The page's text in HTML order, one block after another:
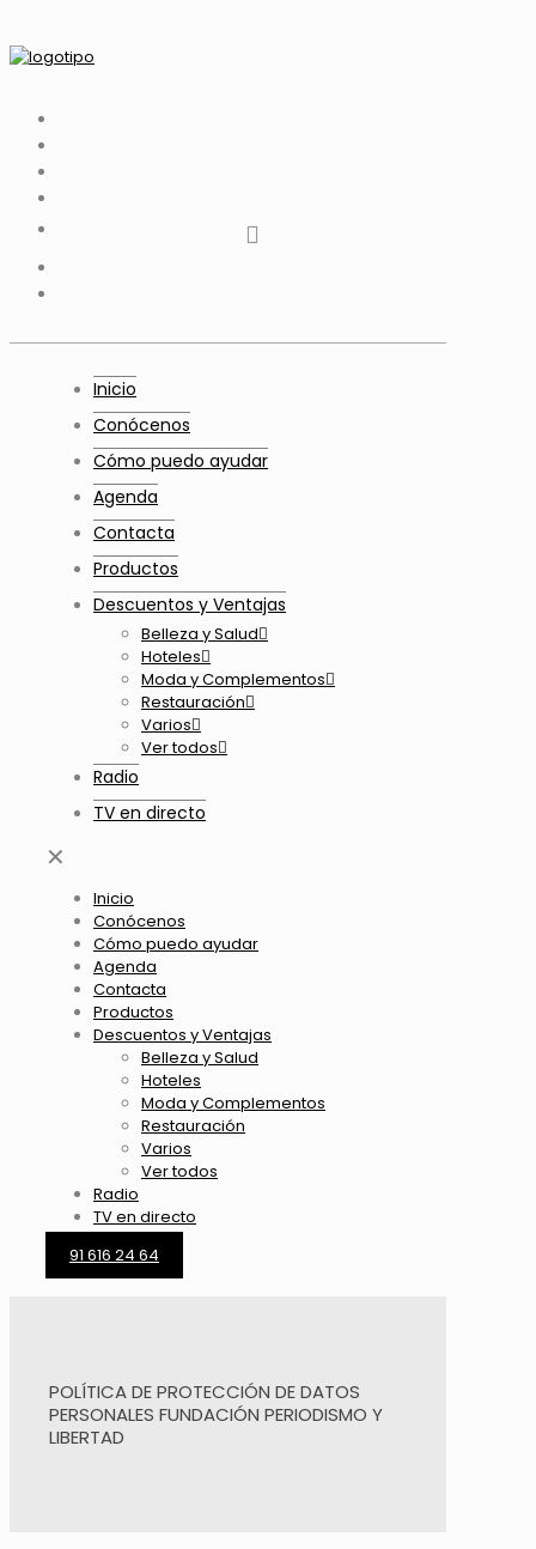
Youtube
Inicio
Conócenos
Cómo puedo ayudar
Agenda
Contacta
Productos
Descuentos y Ventajas
Belleza y Salud
Hoteles
Moda y Complementos
Restauración
Varios
Ver todos
Radio
TV en directo
✕
Inicio
Conócenos
Cómo puedo ayudar
Agenda
Contacta
Productos
Descuentos y Ventajas
Belleza y Salud
Hoteles
Moda y Complementos
Restauración
Varios
Ver todos
Radio
TV en directo
91 616 24 64
POLÍTICA DE PROTECCIÓN DE DATOS
PERSONALES FUNDACIÓN PERIODISMO Y
LIBERTAD